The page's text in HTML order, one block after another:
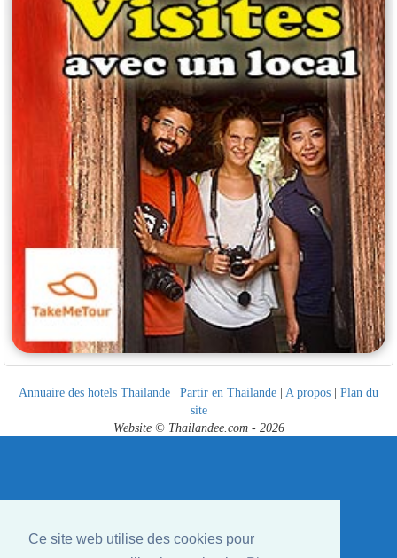
Ce site web utilise des cookies pour
Annuaire des hotels Thailande | Partir en Thailande | A propos | Plan du
site
Website © Thailandee.com - 2026